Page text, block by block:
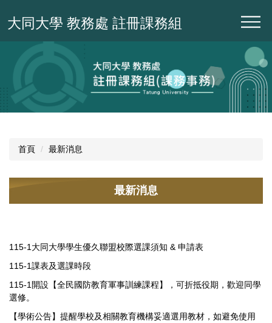
到
大同大學 教務處 註冊課務組
首頁 最新消息
最新消息
115-1大同大學學生優久聯盟校際選課須知 & 申請表
115-1課表及選課時段
115-1開設【全民國防教育軍事訓練課程】，可折抵役期，歡迎同學
選修。
【學術公告】提醒學校及相關教育機構妥適選用教材，如避免使用